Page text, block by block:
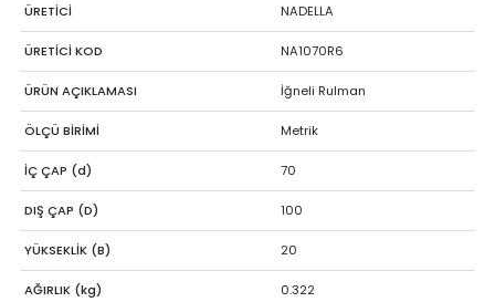
ÜRETİCİ NADELLA
ÜRETİCİ KOD NA1070R6
ÜRÜN AÇIKLAMASI İğneli Rulman
ÖLÇÜ BİRİMİ Metrik
İÇ ÇAP (d) 70
DIŞ ÇAP (D) 100
YÜKSEKLİK (B) 20
AĞIRLIK (kg) 0.322